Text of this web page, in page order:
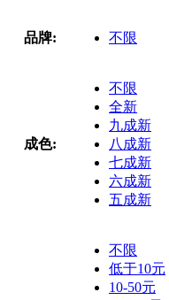
品牌: 不限
成色:
不限
全新
九成新
八成新
七成新
六成新
五成新
不限
低于10元
10-50元